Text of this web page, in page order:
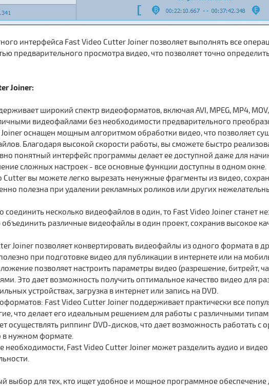
интерфейса Fast Video Cutter Joiner позволяет выполнять все
предварительного просмотра видео, что позволяет точно
Joiner:
широкий спектр видеоформатов, включая AVI, MPEG, MP4, MOV,
видеофайлами без необходимости предварительного
оснащен мощным алгоритмом обработки видео, что позволяет
Благодаря высокой скорости работы, вы сможете быстро
понятный интерфейс программы делает ее доступной даже для
сложных настроек - все основные функции доступны в одном окне.
вы можете легко вырезать ненужные фрагменты из видео,
полезна при удалении рекламных роликов или других
соединить несколько видеофайлов в один, то Fast Video Joiner
различные видеофайлы в один проект, сохранив высокое
Joiner позволяет конвертировать видеофайлы из одного формата в
при подготовке видео для публикации в интернете или на
позволяет настроить параметры видео (разрешение, битрейт,
Это дает возможность получить оптимальное качество видео для
устройствах, загрузка в интернет или запись на DVD.
Fast Video Cutter Joiner поддерживает практически все
что делает его идеальным решением для работы с различными
осуществлять риппинг DVD-дисков, что дает возможность работать с
в нужном формате.
необходимости, Fast Video Cutter Joiner может разделить аудио и
выбор для тех, кто ищет удобное и мощное программное